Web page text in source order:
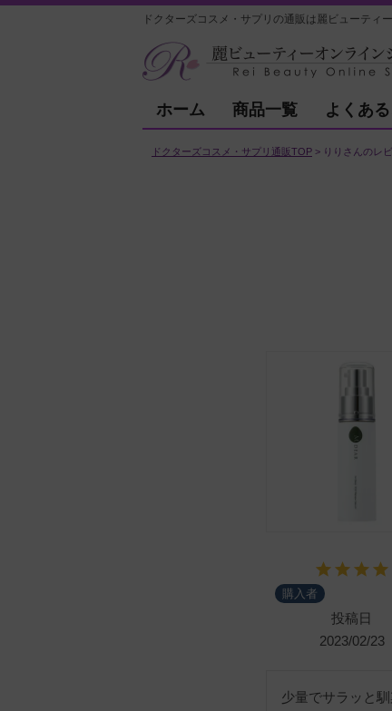
ドクターズコスメ・サプリの通販は麗ビューティ
ホーム 商品一覧 よくあ
ドクターズコスメ・サプリ通販TOP りりさんのレ
購入者
投稿日
2023/02/23
少量でサラッと